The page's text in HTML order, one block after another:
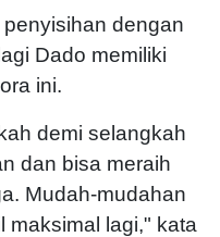
dengan
Dado memiliki
ini.
demi selangkah
dan bisa meraih
Mudah-mudahan
maksimal lagi," kata